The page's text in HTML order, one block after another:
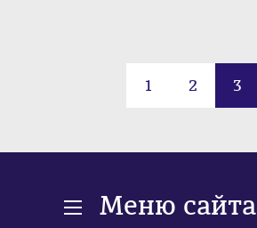
1 2 3
Меню сайта